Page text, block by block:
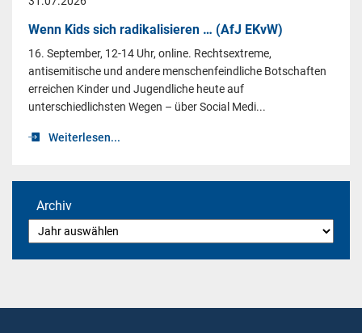
Wenn Kids sich radikalisieren … (AfJ EKvW)
16. September, 12-14 Uhr, online. Rechtsextreme,
antisemitische und andere menschenfeindliche Botschaften
erreichen Kinder und Jugendliche heute auf
unterschiedlichsten Wegen – über Social Medi...
Weiterlesen...
Archiv